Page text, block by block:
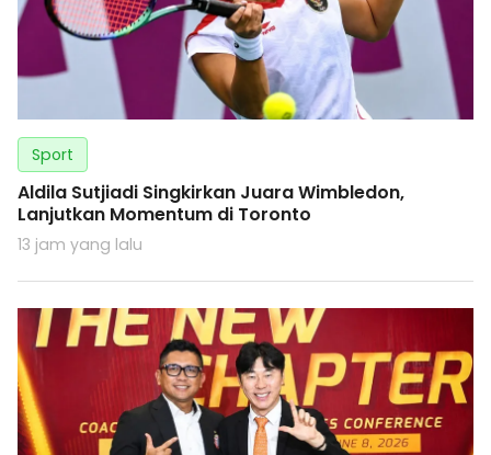
Sport
Aldila Sutjiadi Singkirkan Juara Wimbledon,
Lanjutkan Momentum di Toronto
13 jam yang lalu